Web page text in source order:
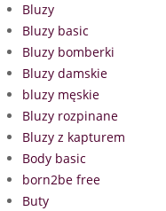
Bluzy
Bluzy basic
Bluzy bomberki
Bluzy damskie
bluzy męskie
Bluzy rozpinane
Bluzy z kapturem
Body basic
born2be free
Buty